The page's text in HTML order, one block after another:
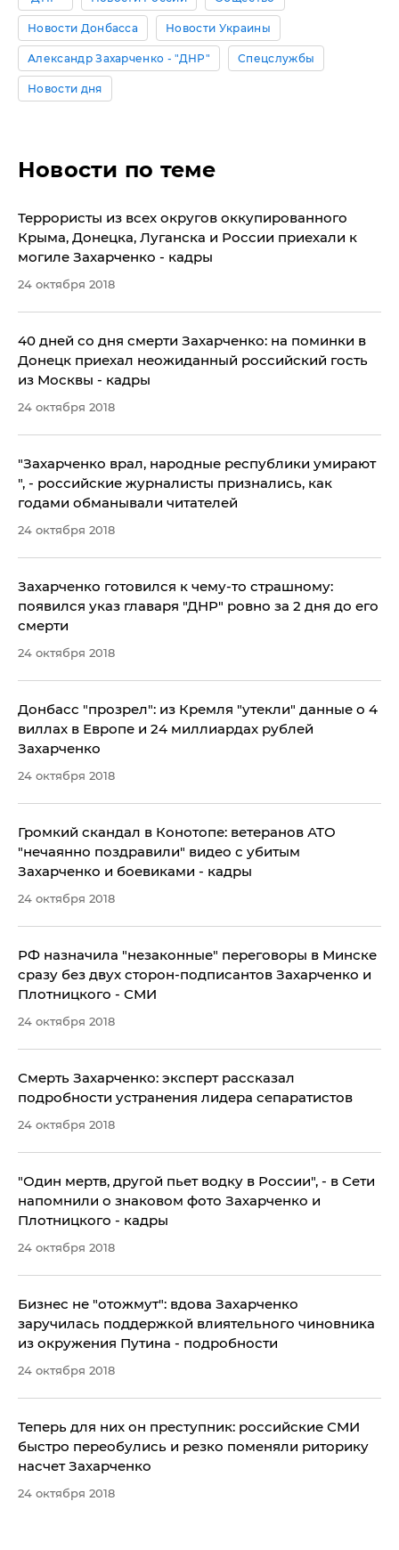
Новости Донбасса Новости Украины
Александр Захарченко - "ДНР" Спецслужбы
Новости дня
Новости по теме
Террористы из всех округов оккупированного
Крыма, Донецка, Луганска и России приехали к
могиле Захарченко - кадры
24 октября 2018
40 дней со дня смерти Захарченко: на поминки в
Донецк приехал неожиданный российский гость
из Москвы - кадры
24 октября 2018
"Захарченко врал, народные республики умирают
", - российские журналисты признались, как
годами обманывали читателей
24 октября 2018
Захарченко готовился к чему-то страшному:
появился указ главаря "ДНР" ровно за 2 дня до его
смерти
24 октября 2018
Донбасс "прозрел": из Кремля "утекли" данные о 4
виллах в Европе и 24 миллиардах рублей
Захарченко
24 октября 2018
Громкий скандал в Конотопе: ветеранов АТО
"нечаянно поздравили" видео с убитым
Захарченко и боевиками - кадры
24 октября 2018
РФ назначила "незаконные" переговоры в Минске
сразу без двух сторон-подписантов Захарченко и
Плотницкого - СМИ
24 октября 2018
Смерть Захарченко: эксперт рассказал
подробности устранения лидера сепаратистов
24 октября 2018
"Один мертв, другой пьет водку в России", - в Сети
напомнили о знаковом фото Захарченко и
Плотницкого - кадры
24 октября 2018
Бизнес не "отожмут": вдова Захарченко
заручилась поддержкой влиятельного чиновника
из окружения Путина - подробности
24 октября 2018
Теперь для них он преступник: российские СМИ
быстро переобулись и резко поменяли риторику
насчет Захарченко
24 октября 2018